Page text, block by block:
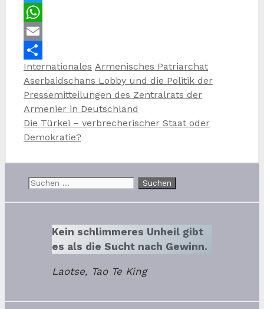
Twitter
WhatsApp
Email
Teilen
Kategorien
Internationales Schlagwörter
Armenisches Patriarchat
Aserbaidschans Lobby und die Politik der
Pressemitteilungen des Zentralrats der
Armenier in Deutschland
Die Türkei – verbrecherischer Staat oder
Demokratie?
Suchen
Kein schlimmeres Unheil gibt
es als die Sucht nach Gewinn.
Laotse, Tao Te King